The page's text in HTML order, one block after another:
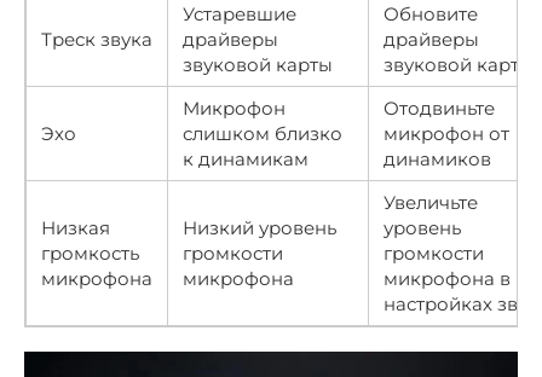
Треск звука
Устаревшие
драйверы
звуковой карты
Обновите
драйверы
звуковой карты
Эхо
Микрофон
слишком близко
к динамикам
Отодвиньте
микрофон от
динамиков
Низкая
громкость
микрофона
Низкий уровень
громкости
микрофона
Увеличьте
уровень
громкости
микрофона в
настройках